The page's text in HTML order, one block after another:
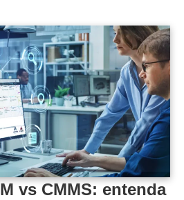
vs CMMS: entenda